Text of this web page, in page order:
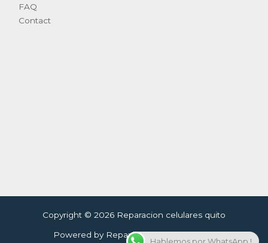
FAQ
Contact
Copyright © 2026 Reparacion celulares quito
Powered by Reparacion celulares quito